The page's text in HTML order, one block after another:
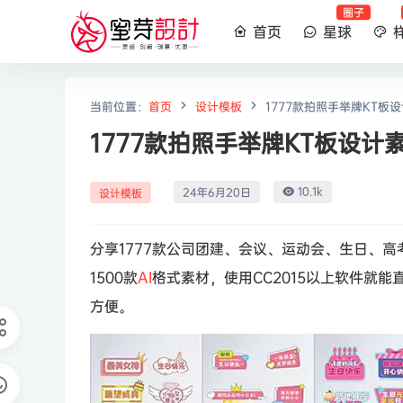
首页 星球
圈子
当前位置： 首页 设计模板 1777款拍照手举牌KT板
1777款拍照手举牌KT板设计
设计模板 24年6月20日 10.1k
分享1777款公司团建、会议、运动会、生日、高
1500款AI格式素材，使用CC2015以上软件就能
方便。